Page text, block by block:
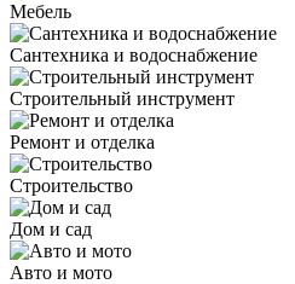
Мебель
Сантехника и водоснабжение
Строительный инструмент
Ремонт и отделка
Строительство
Дом и сад
Авто и мото